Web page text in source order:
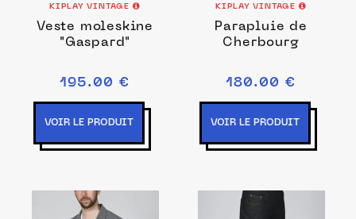
KIPLAY VINTAGE
Veste moleskine
"Gaspard"
195.00 €
VOIR LE PRODUIT
KIPLAY VINTAGE
Parapluie de
Cherbourg
180.00 €
VOIR LE PRODUIT